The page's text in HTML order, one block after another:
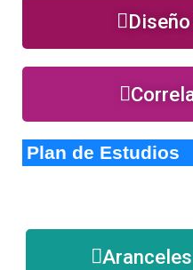
Plan de Estudios